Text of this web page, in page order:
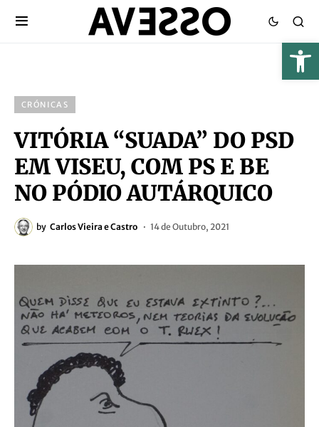
CRÓNICAS
VITÓRIA “SUADA” DO PSD
EM VISEU, COM PS E BE
NO PÓDIO AUTÁRQUICO
by Carlos Vieira e Castro 14 de Outubro, 2021